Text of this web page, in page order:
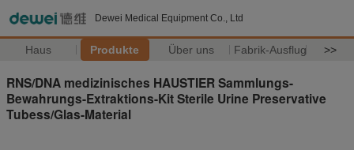
Dewei Medical Equipment Co., Ltd
Haus Produkte Über uns Fabrik-Ausflug >>
RNS/DNA medizinisches HAUSTIER Sammlungs-
Bewahrungs-Extraktions-Kit Sterile Urine Preservative
Tubess/Glas-Material